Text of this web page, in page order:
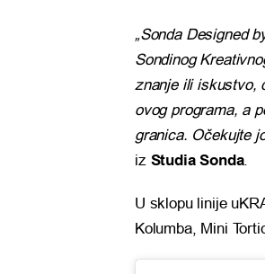
„Sonda Designed
Sondinog
znanje ili iskustvo,
ovog programa, a
granica. Očekujte
iz Studia Sonda.
U sklopu linije
Kolumba, Mini